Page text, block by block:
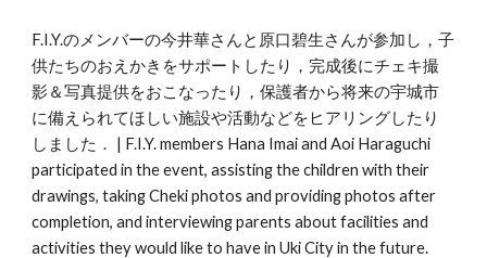
F.I.Y.のメンバーの今井華さんと原口碧生さんが参加し，子
供たちのおえかきをサポートしたり，完成後にチェキ撮
影＆写真提供をおこなったり，保護者から将来の宇城市
に備えられてほしい施設や活動などをヒアリングしたり
しました． | F.I.Y. members Hana Imai and Aoi Haraguchi
participated in the event, assisting the children with their
drawings, taking Cheki photos and providing photos after
completion, and interviewing parents about facilities and
activities they would like to have in Uki City in the future.